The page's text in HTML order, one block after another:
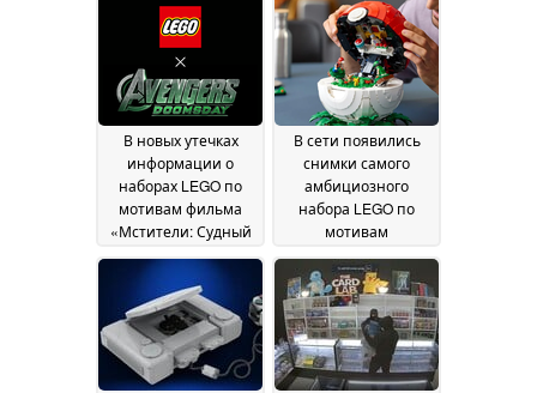
анонса; его
стоимость
составляет 450
долларов30 July 2026
В новых утечках
информации о
наборах LEGO по
мотивам фильма
«Мстители: Судный
«Люди Икс»,
«Тёмные Мстители»
и другие персонажи
17 July 2026
В сети появились
снимки самого
амбициозного
набора LEGO по
мотивам
его официального
выпуска: в
«Покеболе» из 2 343
деталей скрыт
целый мир07 July 2026